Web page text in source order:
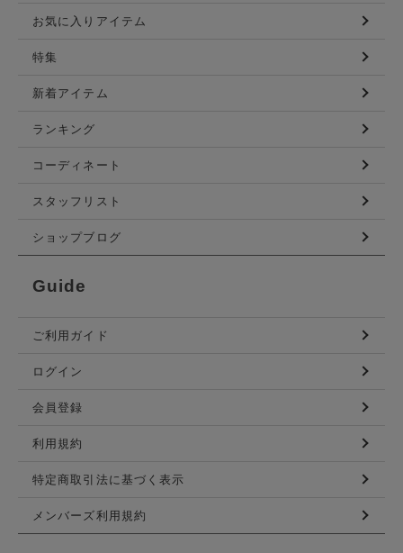
お気に入りアイテム
特集
新着アイテム
ランキング
コーディネート
スタッフリスト
ショップブログ
Guide
ご利用ガイド
ログイン
会員登録
利用規約
特定商取引法に基づく表示
メンバーズ利用規約